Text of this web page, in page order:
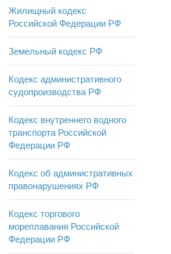
Жилищный кодекс
Российской Федерации РФ
Земельный кодекс РФ
Кодекс административного
судопроизводства РФ
Кодекс внутреннего водного
транспорта Российской
Федерации РФ
Кодекс об административных
правонарушениях РФ
Кодекс торгового
мореплавания Российской
Федерации РФ